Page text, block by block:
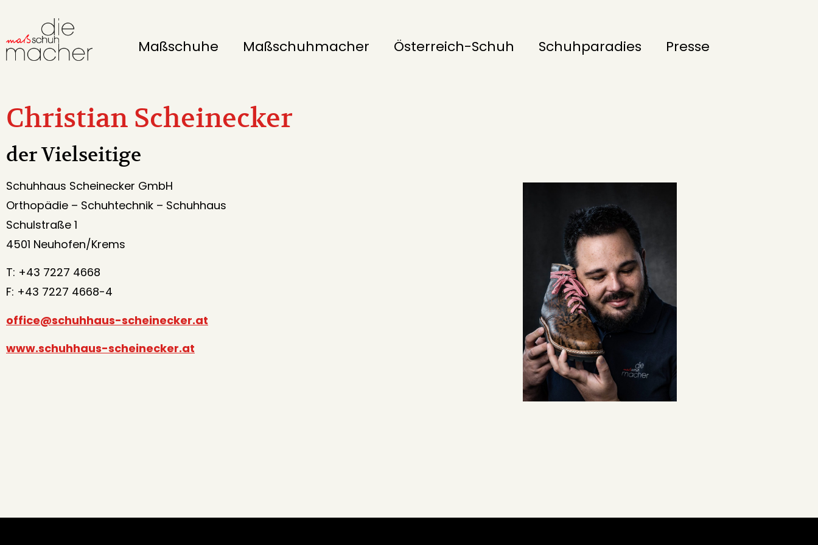
Maßschuhe Maßschuhmacher Österreich-Schuh Schuhparadies Presse
Christian Scheinecker
der Vielseitige
Schuhhaus Scheinecker GmbH
Orthopädie – Schuhtechnik – Schuhhaus
Schulstraße 1
4501 Neuhofen/Krems
T: +43 7227 4668
F: +43 7227 4668-4
office@schuhhaus-scheinecker.at
www.schuhhaus-scheinecker.at